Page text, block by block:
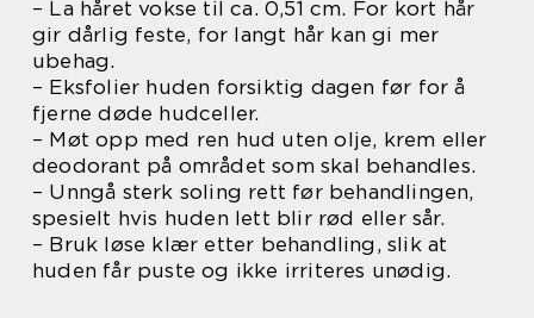
– La håret vokse til ca. 0,51 cm. For kort hår
gir dårlig feste, for langt hår kan gi mer
ubehag.
– Eksfolier huden forsiktig dagen før for å
fjerne døde hudceller.
– Møt opp med ren hud uten olje, krem eller
deodorant på området som skal behandles.
– Unngå sterk soling rett før behandlingen,
spesielt hvis huden lett blir rød eller sår.
– Bruk løse klær etter behandling, slik at
huden får puste og ikke irriteres unødig.